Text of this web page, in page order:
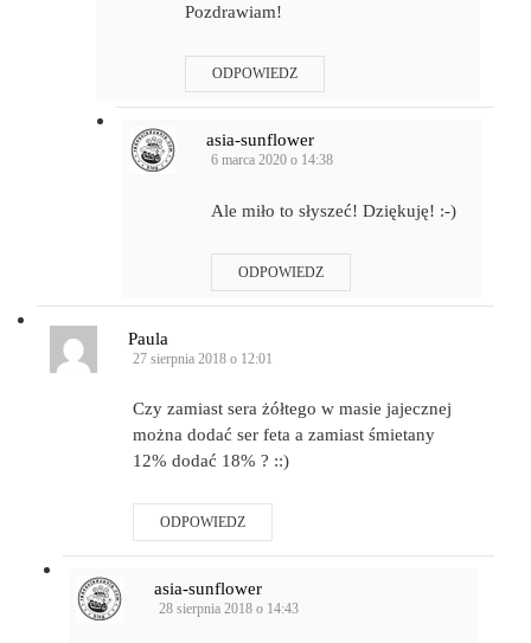
Pozdrawiam!
ODPOWIEDZ
asia-sunflower
6 marca 2020 o 14:38
Ale miło to słyszeć! Dziękuję! :-)
ODPOWIEDZ
Paula
27 sierpnia 2018 o 12:01
Czy zamiast sera żółtego w masie jajecznej
można dodać ser feta a zamiast śmietany
12% dodać 18% ? ::)
ODPOWIEDZ
asia-sunflower
28 sierpnia 2018 o 14:43